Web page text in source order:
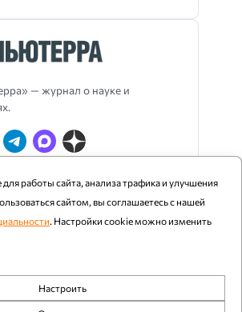
— журнал о науке и
Блог издания
RSS
Политика конфиденциальности
Компьютерра ©1997 - 2026
и использовании любых материалов
обязательна. Возрастное
работы сайта, анализа трафика и улучшения
сайтом, вы соглашаетесь с нашей
. Настройки cookie можно изменить
Настроить